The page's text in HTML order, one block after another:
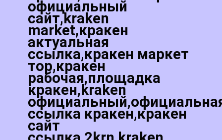
официальный
сайт,kraken
market,кракен
актуальная
ссылка,кракен маркет
тор,кракен
рабочая,площадка
кракен,kraken
ссылка кракен,кракен
сайт